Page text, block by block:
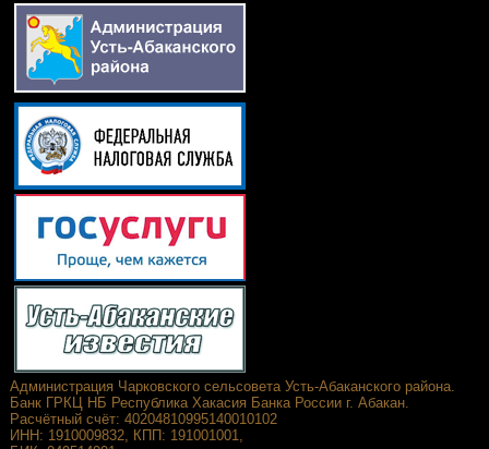
Администрация Чарковского сельсовета Усть-Абаканского района.
Банк ГРКЦ НБ Республика Хакасия Банка России г. Абакан.
Расчётный счёт: 40204810995140010102
ИНН: 1910009832, КПП: 191001001,